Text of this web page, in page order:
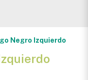
Negro Izquierdo